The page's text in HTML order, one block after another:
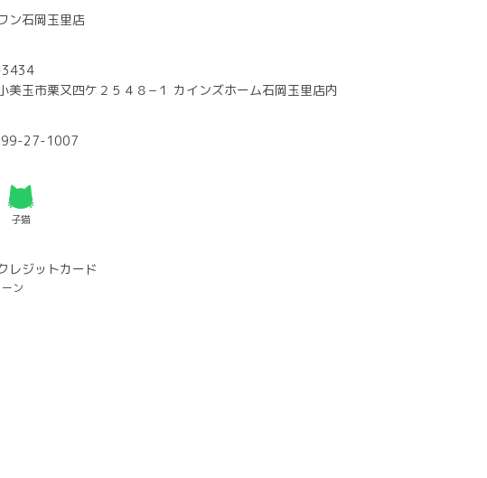
ン石岡玉里店
美玉市栗又四ケ２５４８−１ カインズホーム石岡玉里店内
27-1007
子猫
レジットカード
ン